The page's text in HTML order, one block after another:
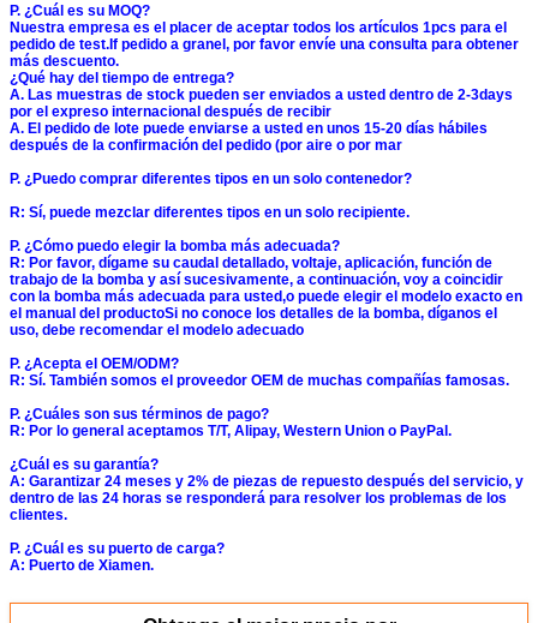
P. ¿Cuál es su MOQ?
Nuestra empresa es el placer de aceptar todos los artículos 1pcs para el
pedido de test.If pedido a granel, por favor envíe una consulta para obtener
más descuento.
¿Qué hay del tiempo de entrega?
A. Las muestras de stock pueden ser enviados a usted dentro de 2-3days
por el expreso internacional después de recibir
A. El pedido de lote puede enviarse a usted en unos 15-20 días hábiles
después de la confirmación del pedido (por aire o por mar
P. ¿Puedo comprar diferentes tipos en un solo contenedor?
R: Sí, puede mezclar diferentes tipos en un solo recipiente.
P. ¿Cómo puedo elegir la bomba más adecuada?
R: Por favor, dígame su caudal detallado, voltaje, aplicación, función de
trabajo de la bomba y así sucesivamente, a continuación, voy a coincidir
con la bomba más adecuada para usted,o puede elegir el modelo exacto en
el manual del productoSi no conoce los detalles de la bomba, díganos el
uso, debe recomendar el modelo adecuado
P. ¿Acepta el OEM/ODM?
R: Sí. También somos el proveedor OEM de muchas compañías famosas.
P. ¿Cuáles son sus términos de pago?
R: Por lo general aceptamos T/T, Alipay, Western Union o PayPal.
¿Cuál es su garantía?
A: Garantizar 24 meses y 2% de piezas de repuesto después del servicio, y
dentro de las 24 horas se responderá para resolver los problemas de los
clientes.
P. ¿Cuál es su puerto de carga?
A: Puerto de Xiamen.